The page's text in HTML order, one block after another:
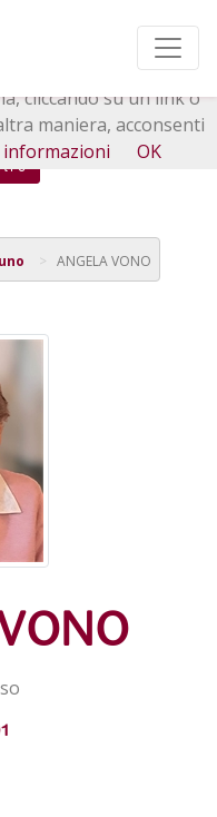
ANGELA VONO
da questo utilizzati si
funzionamento ed utili
Chiudendo questo
cliccando su un link o
maniera, acconsenti
OK